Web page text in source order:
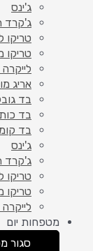
ג'ינס
ג'קרד
טריקו
טריקו
אריג
בד
בד
בד
ג'ינס
ג'קרד
טריקו
טריקו
מטפחות יום
סגור